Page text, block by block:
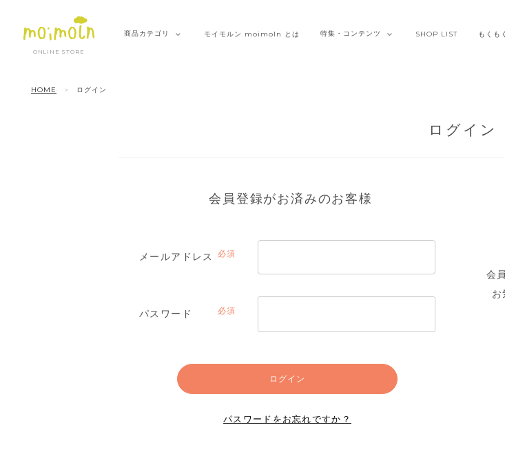
ONLINE STORE
商品カテゴリ モイモルン moimoln とは 特集・ コンテンツ SHOP LIST もくも
HOME ログイン
ログイン
会員登録がお済みのお客様
メールアドレス
パスワード
ログイン
パスワードをお忘れですか？
会